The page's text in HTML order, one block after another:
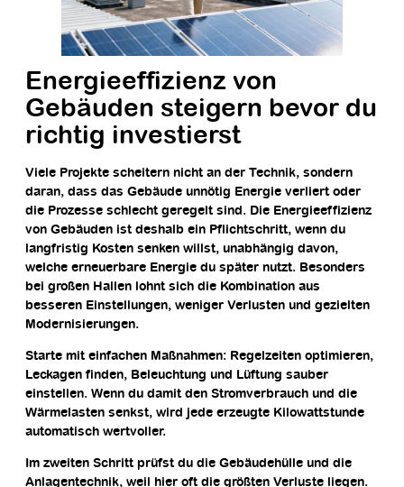
Energieeffizienz von
Gebäuden steigern bevor du
richtig investierst
Viele Projekte scheitern nicht an der Technik, sondern
daran, dass das Gebäude unnötig Energie verliert oder
die Prozesse schlecht geregelt sind. Die Energieeffizienz
von Gebäuden ist deshalb ein Pflichtschritt, wenn du
langfristig Kosten senken willst, unabhängig davon,
welche erneuerbare Energie du später nutzt. Besonders
bei großen Hallen lohnt sich die Kombination aus
besseren Einstellungen, weniger Verlusten und gezielten
Modernisierungen.
Starte mit einfachen Maßnahmen: Regelzeiten optimieren,
Leckagen finden, Beleuchtung und Lüftung sauber
einstellen. Wenn du damit den Stromverbrauch und die
Wärmelasten senkst, wird jede erzeugte Kilowattstunde
automatisch wertvoller.
Im zweiten Schritt prüfst du die Gebäudehülle und die
Anlagentechnik, weil hier oft die größten Verluste liegen.